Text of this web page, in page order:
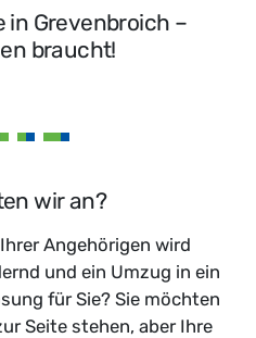
in Grevenbroich –
braucht!
wir an?
Angehörigen wird
und ein Umzug in ein
für Sie? Sie möchten
Seite stehen, aber Ihre